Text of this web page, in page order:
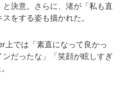
決意。さらに、渚が「私も直
をする姿も描かれた。
では「素直になって良かっ
だったな」「笑顔が眩しすぎ